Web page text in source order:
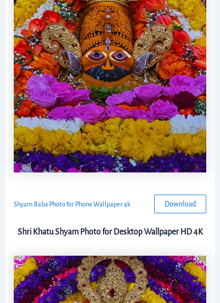
Shyam Baba Photo for Phone Wallpaper 4k Download
Shri Khatu Shyam Photo for Desktop Wallpaper HD 4K